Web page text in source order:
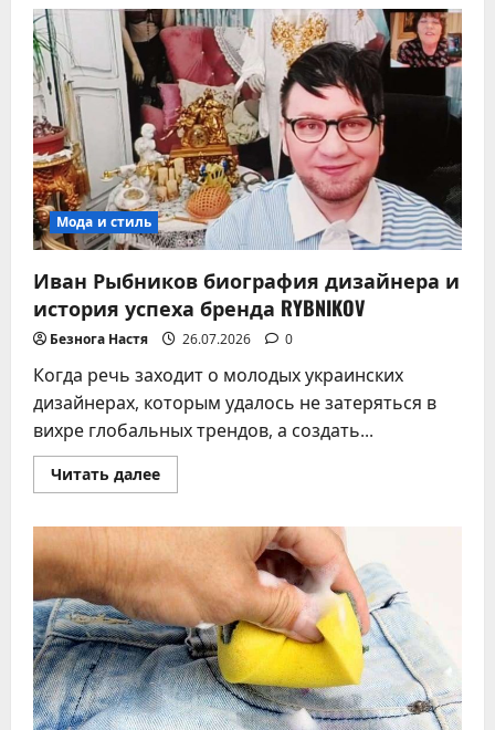
Брик:
путь
украинской
супермодели
к
вершинам
мирового
глянца
Мода и стиль
Иван Рыбников биография дизайнера и
история успеха бренда RYBNIKOV
Безнога Настя 26.07.2026 0
Когда речь заходит о молодых украинских
дизайнерах, которым удалось не затеряться в
вихре глобальных трендов, а создать...
Читать далееПрочитать
больше
Рыбников
дизайнера
история
успеха
бренда
RYBNIKOV